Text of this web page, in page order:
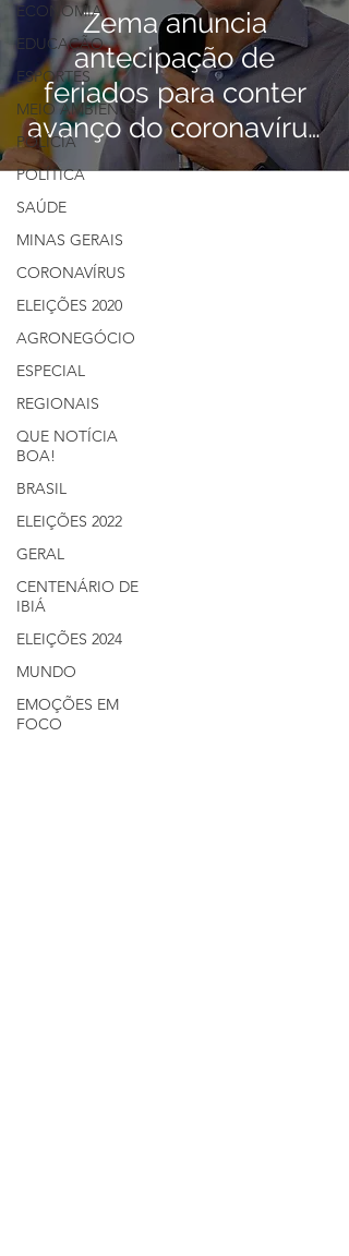
ECONOMIA
EDUCAÇÃO
ESPORTES
MEIO AMBIENTE
POLÍCIA
POLÍTICA
SAÚDE
MINAS GERAIS
CORONAVÍRUS
ELEIÇÕES 2020
AGRONEGÓCIO
ESPECIAL
REGIONAIS
QUE NOTÍCIA
BOA!
BRASIL
ELEIÇÕES 2022
GERAL
CENTENÁRIO DE
IBIÁ
ELEIÇÕES 2024
MUNDO
EMOÇÕES EM
FOCO
Zema anuncia
antecipação de
feriados para conter
avanço do coronavírus
em Minas Gerais